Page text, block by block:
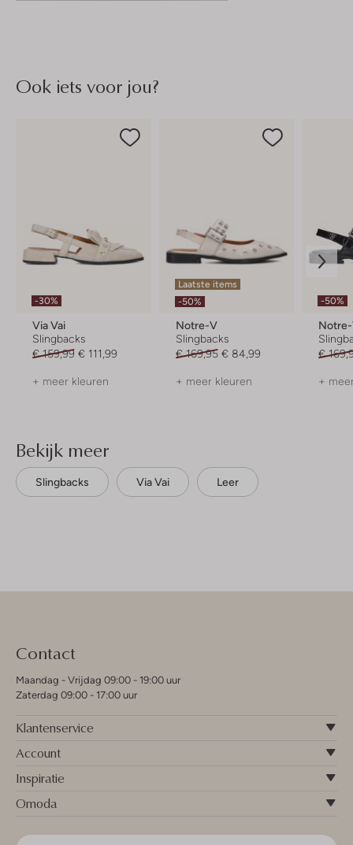
Ook iets voor jou?
-30%
Via Vai
Slingbacks
€ 159,99 € 111,99
+ meer kleuren
Laatste items
-50%
Notre-V
Slingbacks
€ 169,95 € 84,99
+ meer kleuren
-50%
€
+
Bekijk meer
Slingbacks Via Vai Leer
Contact
Maandag - Vrijdag 09:00 - 19:00 uur
Zaterdag 09:00 - 17:00 uur
Klantenservice
Account
Inspiratie
Omoda